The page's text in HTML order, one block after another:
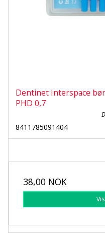
Dentinet Interspace
PHD 0,7
8411785091404
38,00 NOK